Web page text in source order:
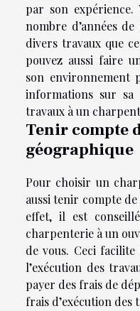
par son
nombre d’années
divers travaux que
pouvez aussi faire
son environnement
informations sur
travaux à un
Tenir compte
géographique
Pour choisir un
aussi tenir compte
effet, il est
charpenterie à un
de vous. Ceci
l’exécution des
payer des frais de
frais d’exécution des